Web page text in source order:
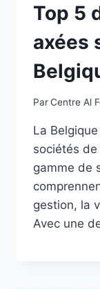
Top 5
axées
ParCentre Al
La
sociétés
gamme de
gestion, la
Avec une